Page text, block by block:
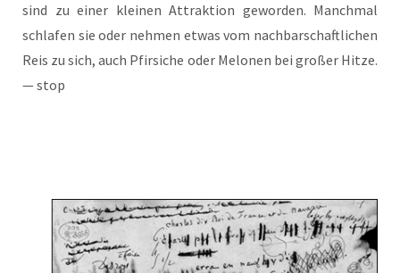
sind zu einer klei­nen Attrak­ti­on gewor­den. Manch­mal
schla­fen sie oder neh­men etwas vom nach­bar­schaft­li­chen
Reis zu sich, auch Pfir­si­che oder Melo­nen bei gro­ßer Hit­ze.
— stop